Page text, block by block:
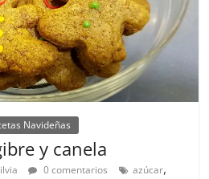
Navideñas
y canela
0 comentarios azúcar,